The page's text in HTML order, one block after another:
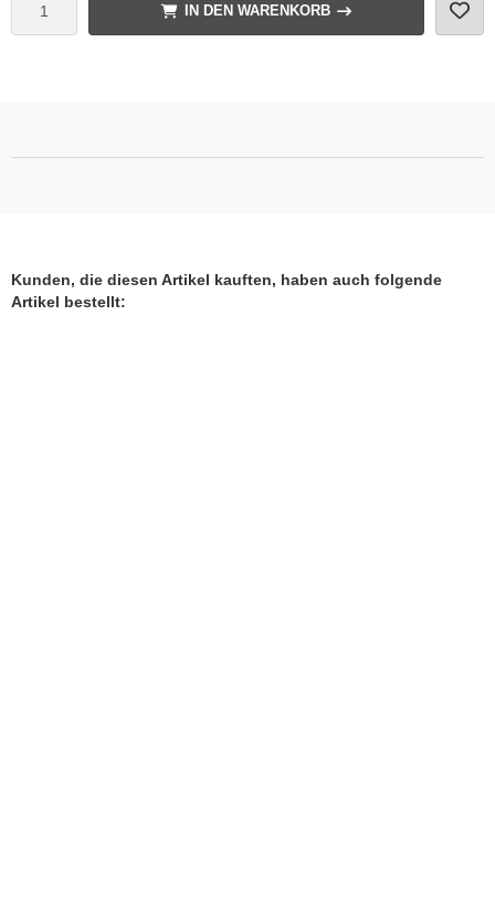
IN DEN WARENKORB
Kunden, die diesen Artikel kauften, haben auch folgende
Artikel bestellt: